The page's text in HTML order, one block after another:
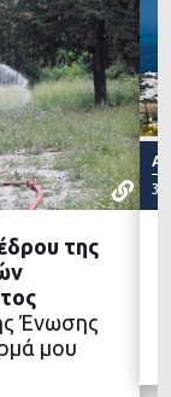
της
Ένωσης
μου
31